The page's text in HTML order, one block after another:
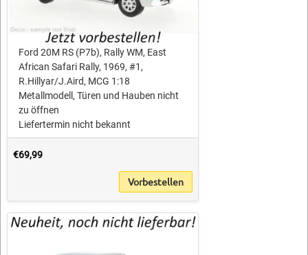
Ford 20M RS (P7b), Rally WM, East
African Safari Rally, 1969, #1,
R.Hillyar/J.Aird, MCG 1:18
Metallmodell, Türen und Hauben nicht
zu öffnen
Liefertermin nicht bekannt
€69,99
Vorbestellen